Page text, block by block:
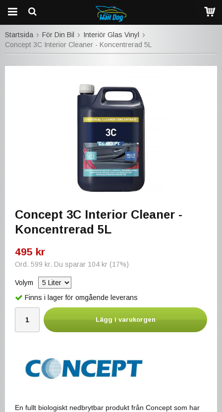
Startsida För Din Bil
Interiör Glas Vinyl
Concept 3C Interior Cleaner - Koncentrerad 5L
Concept 3C Interior Cleaner -
Koncentrerad 5L
495 kr
Ord. 599 kr. Du sparar 104 kr (17%)
Volym
Finns i lager för omgående leverans
Lägg i varukorgen
En fullt biologiskt nedbrytbar produkt från Concept som har